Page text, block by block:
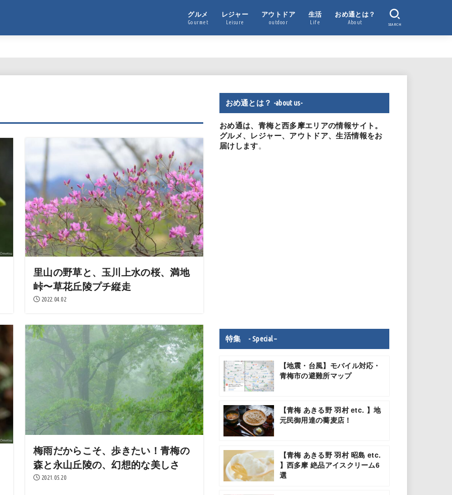
グルメ
Gourmet
レジャー
Leisure
アウトドア
outdoor
生活
Life
おめ通とは？
About SEARCH
里山の野草と、玉川上水の桜、満地
峠〜草花丘陵プチ縦走
2022.04.02
梅雨だからこそ、歩きたい！青梅の
森と永山丘陵の、幻想的な美しさ
2021.05.20
おめ通とは？ -about us-
おめ通は、青梅と西多摩エリアの情報サイト。
グルメ、レジャー、アウトドア、生活情報をお
届けします。
特集 - Special –
【地震・台風】モバイル対応・
青梅市の避難所マップ
【青梅 あきる野 羽村 etc. 】地
元民御用達の蕎麦店！
【青梅 あきる野 羽村 昭島 etc.
】西多摩 絶品アイスクリーム6
選